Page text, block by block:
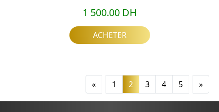
1 500.00 DH
ACHETER
« 1 2 3 4 5 »